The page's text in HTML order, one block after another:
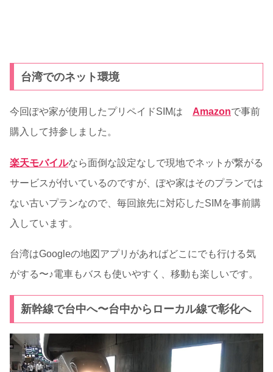
台湾でのネット環境
今回ぽや家が使用したプリペイドSIMは Amazonで事前
購入して持参しました。
楽天モバイルなら面倒な設定なしで現地でネットが繋がる
サービスが付いているのですが、ぽや家はそのプランでは
ない古いプランなので、毎回旅先に対応したSIMを事前購
入しています。
台湾はGoogleの地図アプリがあればどこにでも行ける気
がする〜♪電車もバスも使いやすく、移動も楽しいです。
新幹線で台中へ〜台中からローカル線で彰化へ